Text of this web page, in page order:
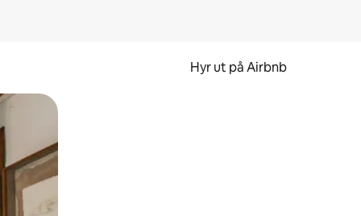
Hyr ut på Airbnb